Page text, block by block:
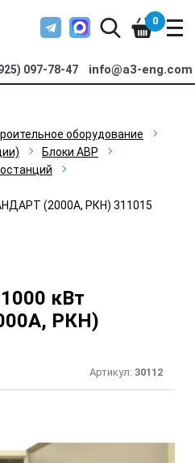
097-78-47 info@a3-eng.com
0
оборудование
Блоки АВР
(2000А, РКН) 311015
кВт
РКН)
Артикул: 30112